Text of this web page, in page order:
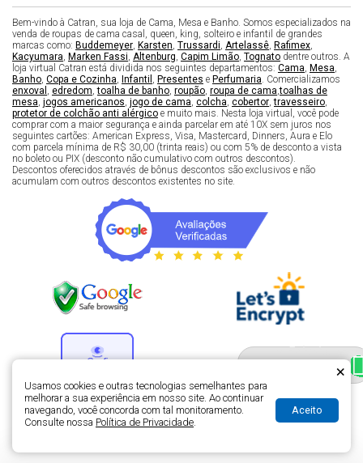
Bem-vindo à Catran, sua loja de Cama, Mesa e Banho. Somos especializados na
venda de roupas de cama casal, queen, king, solteiro e infantil de grandes
marcas como: Buddemeyer Karsten Trussardi Artelassê Rafimex
Kacyumara Marken Fassi Altenburg Capim Limão Tognato dentre outros. A
loja virtual Catran está dividida nos seguintes departamentos: Cama Mesa
Banho Copa e Cozinha Infantil Presentes e Perfumaria . Comercializamos
enxoval
edredom ,toalha de banho roupão roupa de cama ,toalhas de
mesa jogos americanos jogo de cama colcha cobertor ,travesseiro
protetor de colchão anti alérgico e muito mais. Nesta loja virtual, você pode
comprar com a maior segurança e ainda parcelar em até 10X sem juros nos
seguintes cartões: American Express, Visa, Mastercard, Dinners, Aura e Elo
com parcela mínima de R$ 30,00 (trinta reais) ou com 5% de desconto a vista
no boleto ou PIX (desconto não cumulativo com outros descontos).
Descontos oferecidos através de bônus descontos são exclusivos e não
acumulam com outros descontos existentes no site.
Desenvolvimento de lojas virtuais -H5 Web - Soluções em tecnologia da
informação
×
Usamos cookies e outras tecnologias semelhantes para
melhorar a sua experiência em nosso site. Ao continuar
navegando, você concorda com tal monitoramento.
Consulte nossa Política de Privacidade.
Aceito
Fale com um especialista
enxoval